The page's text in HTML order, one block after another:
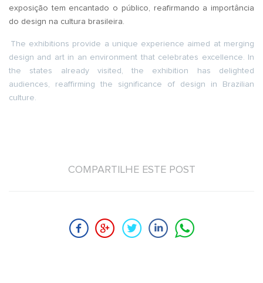
exposição tem encantado o público, reafirmando a importância
do design na cultura brasileira.
The exhibitions provide a unique experience aimed at merging
design and art in an environment that celebrates excellence. In
the states already visited, the exhibition has delighted
audiences, reaffirming the significance of design in Brazilian
culture.
COMPARTILHE ESTE POST